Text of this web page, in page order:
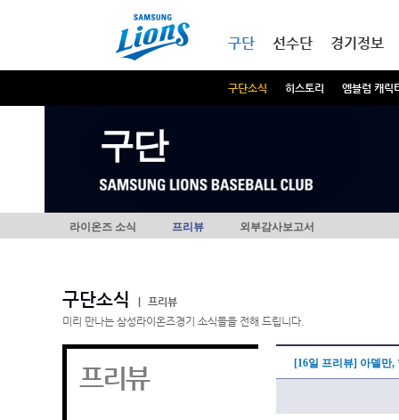
구단
구단소식 히스토리 엠블럼 캐릭
선수단 경기정보
구단
라이온즈 소식 프리뷰 외부감사보고서
구단소식
프리뷰
미리 만나는 삼성라이온즈경기 소식들을 전해 드립니다.
프리뷰 [16일 프리뷰] 아델만